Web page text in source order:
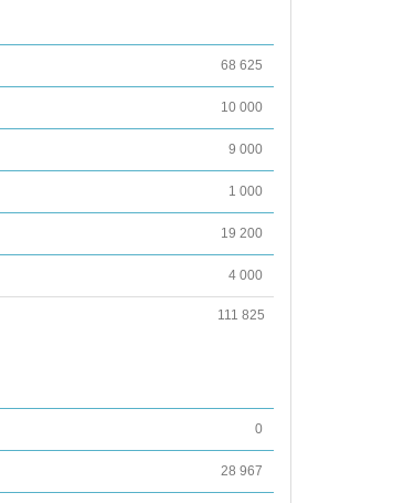
68 625
10 000
9 000
1 000
19 200
4 000
111 825
0
28 967